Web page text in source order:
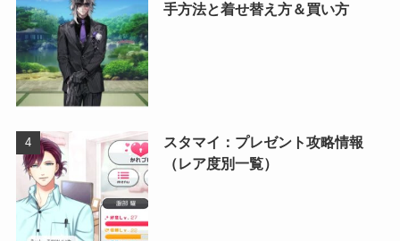
手方法と着せ替え方＆買い方
スタマイ：プレゼント攻略情報
（レア度別一覧）